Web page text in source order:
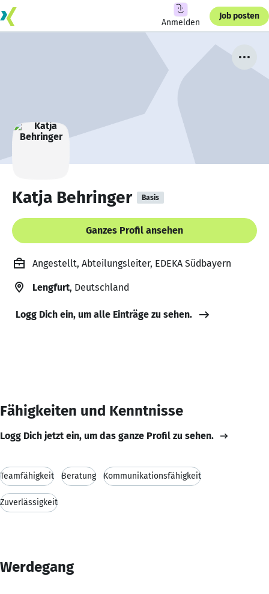
Anmelden
Job posten
Katja Behringer Basis
Ganzes Profil ansehen
Angestellt, Abteilungsleiter, EDEKA Südbayern
Lengfurt, Deutschland
Logg Dich ein, um alle Einträge zu sehen.
Fähigkeiten und Kenntnisse
Logg Dich jetzt ein, um das ganze Profil zu sehen.
Teamfähigkeit Beratung Kommunikationsfähigkeit
Zuverlässigkeit
Werdegang